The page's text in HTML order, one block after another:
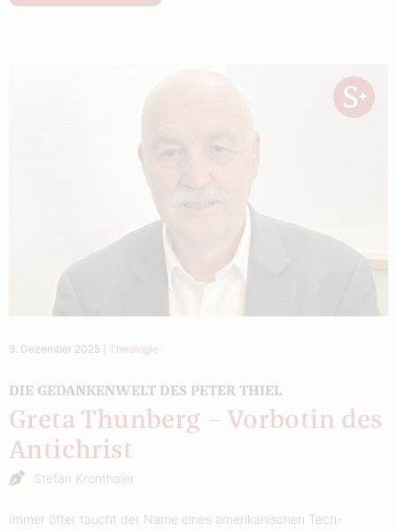
9. Dezember 2025 Theologie
DIE GEDANKENWELT DES PETER THIEL
Greta Thunberg – Vorbotin des
Antichrist
Stefan Kronthaler
Immer öfter taucht der Name eines amerikanischen Tech-